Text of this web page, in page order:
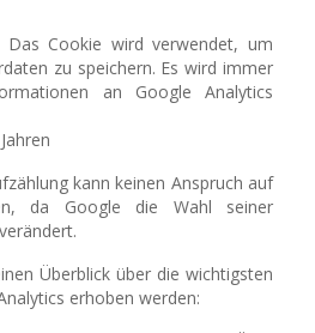
Das Cookie wird verwendet, um
zu speichern. Es wird immer
an Google Analytics
kann keinen Anspruch auf
da Google die Wahl seiner
Überblick über die wichtigsten
erhoben werden: